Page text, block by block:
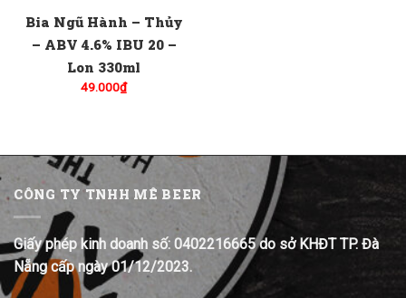
Bia Ngũ Hành – Thủy
– ABV 4.6% IBU 20 –
Lon 330ml
49.000₫
CÔNG TY TNHH MÊ BEER
Giấy phép kinh doanh số: 0402216665 do sở KHĐT TP. Đà
Nẵng cấp ngày 01/12/2023.